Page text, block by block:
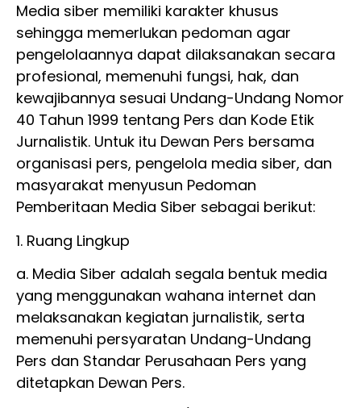
Media siber memiliki karakter khusus
sehingga memerlukan pedoman agar
pengelolaannya dapat dilaksanakan secara
profesional, memenuhi fungsi, hak, dan
kewajibannya sesuai Undang-Undang Nomor
40 Tahun 1999 tentang Pers dan Kode Etik
Jurnalistik. Untuk itu Dewan Pers bersama
organisasi pers, pengelola media siber, dan
masyarakat menyusun Pedoman
Pemberitaan Media Siber sebagai berikut:
1. Ruang Lingkup
a. Media Siber adalah segala bentuk media
yang menggunakan wahana internet dan
melaksanakan kegiatan jurnalistik, serta
memenuhi persyaratan Undang-Undang
Pers dan Standar Perusahaan Pers yang
ditetapkan Dewan Pers.